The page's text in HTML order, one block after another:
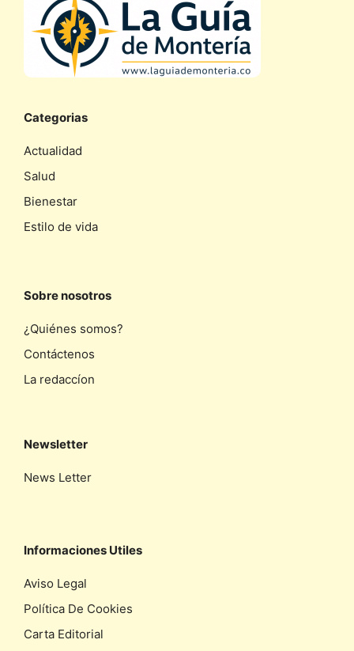
Categorias
Actualidad
Salud
Bienestar
Estilo de vida
Sobre nosotros
¿Quiénes somos?
Contáctenos
La redaccíon
Newsletter
News Letter
Informaciones Utiles
Aviso Legal
Política De Cookies
Carta Editorial